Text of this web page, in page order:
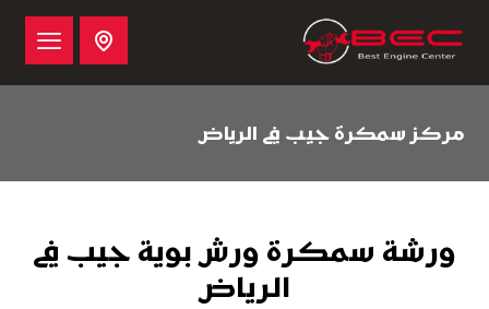
مركز سمكرة جيب في الرياض
ورشة سمكرة ورش بوية جيب في
الرياض